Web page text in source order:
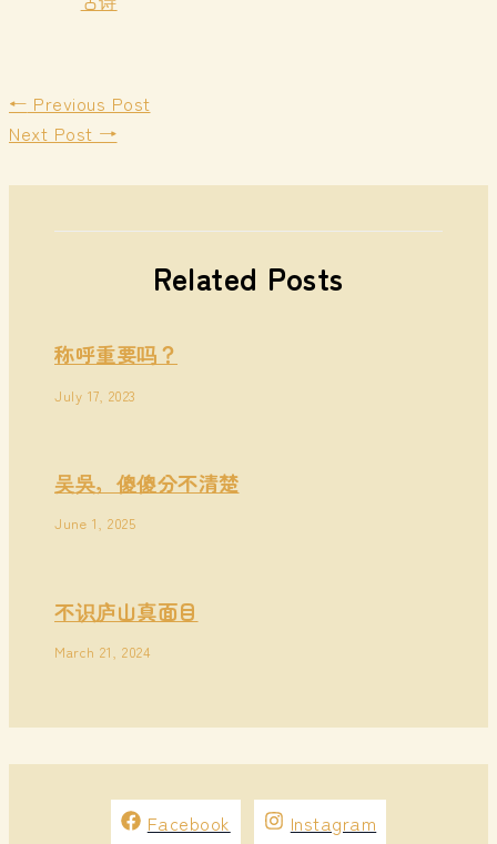
← Previous Post
Next Post →
Related Posts
称呼重要吗？
July 17, 2023
吴吳，傻傻分不清楚
June 1, 2025
不识庐山真面目
March 21, 2024
Facebook Instagram